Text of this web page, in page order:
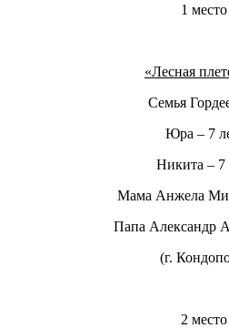
1 место
«Лесная
Семья
Юра – 7
Никита – 7
Мама Анжела
Папа Александр
(г.
2 место